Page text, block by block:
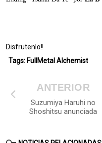
Disfrutenlo!!
Tags: FullMetal Alchemist
ANTERIOR
Suzumiya Haruhi no
Shoshitsu anunciada